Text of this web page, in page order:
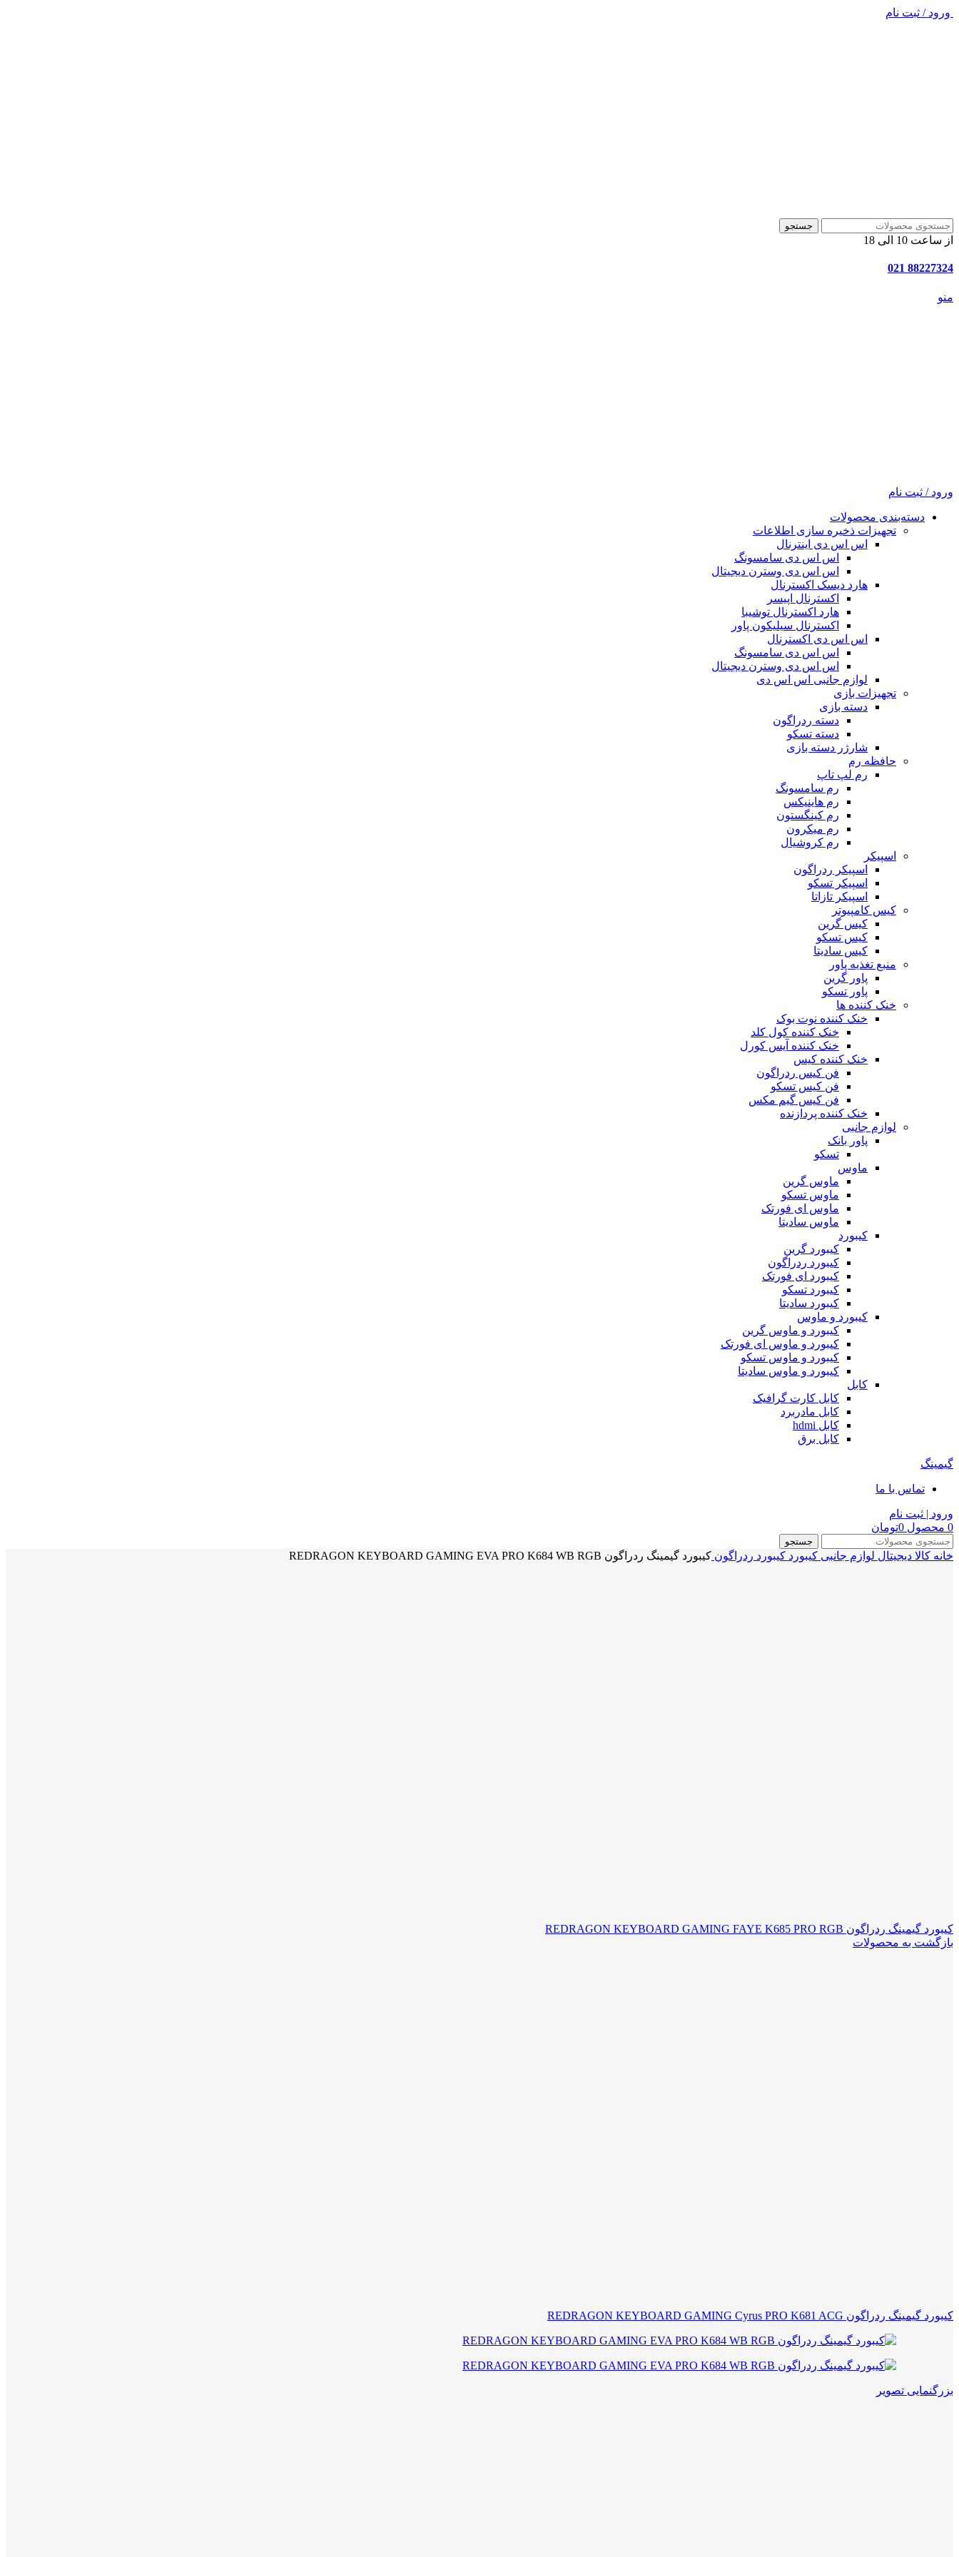
ورود / ثبت نام
جستجو
از ساعت 10 الی 18
88227324 021
منو
ورود / ثبت نام
دسته‌بندی محصولات
تجهیزات ذخیره سازی اطلاعات
اس اس دی اینترنال
اس اس دی سامسونگ
اس اس دی وسترن دیجیتال
هارد دیسک اکسترنال
اکسترنال اپیسر
هارد اکسترنال توشیبا
اکسترنال سیلیکون پاور
اس اس دی اکسترنال
اس اس دی سامسونگ
اس اس دی وسترن دیجیتال
لوازم جانبی اس اس دی
تجهیزات بازی
دسته بازی
دسته ردراگون
دسته تسکو
شارژر دسته بازی
حافظه رم
رم لپ تاپ
رم سامسونگ
رم هاینیکس
رم کینگستون
رم میکرون
رم کروشیال
اسپیکر
اسپیکر ردراگون
اسپیکر تسکو
اسپیکر تازاتا
کیس کامپیوتر
کیس گرین
کیس تسکو
کیس سادیتا
منبع تغذیه‌ پاور
پاور گرین
پاور تسکو
خنک کننده ها
خنک کننده نوت بوک
خنک کننده کول کلد
خنک کننده آیس کورل
خنک کننده کیس
فن کیس ردراگون
فن کیس تسکو
فن کیس گیم مکس
خنک کننده پردازنده
لوازم جانبی
پاور بانک
تسکو
ماوس
ماوس گرین
ماوس تسکو
ماوس ای فورتک
ماوس سادیتا
کیبورد
کیبورد گرین
کیبورد ردراگون
کیبورد ای فورتک
کیبورد تسکو
کیبورد سادیتا
کیبورد و ماوس
کیبورد و ماوس گرین
کیبورد و ماوس ای فورتک
کیبورد و ماوس تسکو
کیبورد و ماوس سادیتا
کابل
کابل کارت گرافیک
کابل مادربرد
کابل hdmi
کابل برق
گیمینگ
تماس با ما
ورود | ثبت نام
0 محصول 0تومان
جستجو
خانه کالا دیجیتال لوازم جانبی کیبورد کیبورد ردراگون کیبورد گیمینگ ردراگون REDRAGON KEYBOARD GAMING EVA PRO K684 WB RGB
کیبورد گیمینگ ردراگون REDRAGON KEYBOARD GAMING FAYE K685 PRO RGB
بازگشت به محصولات
کیبورد گیمینگ ردراگون REDRAGON KEYBOARD GAMING Cyrus PRO K681 ACG
بزرگنمایی تصویر